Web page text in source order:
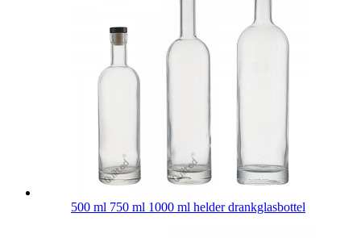
500 ml 750 ml 1000 ml helder drankglasbottel